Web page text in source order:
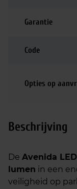
Garantie
Code
Opties op
Beschrijving
De Avenida
lumen in een
veiligheid op